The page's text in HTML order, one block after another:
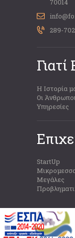
70014
289-
Η Ιστορία
Οι
Υπηρεσίες
StartUp
Μεγάλες
Copyright ©